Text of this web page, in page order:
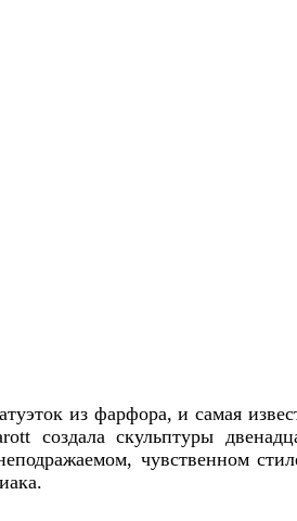
из фарфора, и самая
скульптуры
чувственном